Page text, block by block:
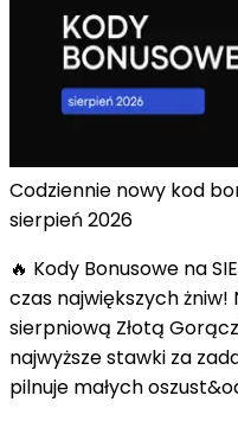
Codziennie nowy kod
sierpień 2026
🔥 Kody Bonusowe na
czas największych
sierpniową Złotą
najwyższe stawki za
pilnuje małych